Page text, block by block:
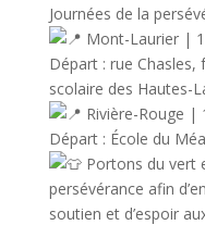
Journées de la
Mont-Laurier |
Départ : rue Chasles,
scolaire des Hautes-
Rivière-Rouge |
Départ : École du
Portons du vert
persévérance afin
soutien et d’espoir